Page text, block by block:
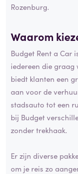
Rozenburg.
Waarom
Budget Rent a Car
iedereen die
biedt klanten een
aan voor de
stadsauto tot een
bij Budget
zonder trekhaak.
Er zijn diverse
om je reis zo